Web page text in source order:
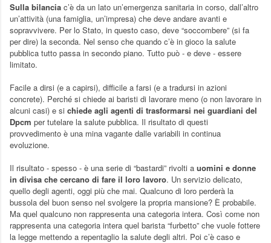
Sulla bilancia c’è da un lato un’emergenza sanitaria in corso, dall’altro
un’attività (una famiglia, un’impresa) che deve andare avanti e
sopravvivere. Per lo Stato, in questo caso, deve “soccombere” (si fa
per dire) la seconda. Nel senso che quando c’è in gioco la salute
pubblica tutto passa in secondo piano. Tutto può - e deve - essere
limitato.
Facile a dirsi (e a capirsi), difficile a farsi (e a tradursi in azioni
concrete). Perché si chiede ai baristi di lavorare meno (o non lavorare in
alcuni casi) e si chiede agli agenti di trasformarsi nei guardiani del
Dpcm per tutelare la salute pubblica. Il risultato di questi
provvedimento è una mina vagante dalle variabili in continua
evoluzione.
Il risultato - spesso - è una serie di “bastardi” rivolti a uomini e donne
in divisa che cercano di fare il loro lavoro. Un servizio delicato,
quello degli agenti, oggi più che mai. Qualcuno di loro perderà la
bussola del buon senso nel svolgere la propria mansione? È probabile.
Ma quel qualcuno non rappresenta una categoria intera. Così come non
rappresenta una categoria intera quel barista “furbetto” che vuole fottere
la legge mettendo a repentaglio la salute degli altri. Poi c’è caso e